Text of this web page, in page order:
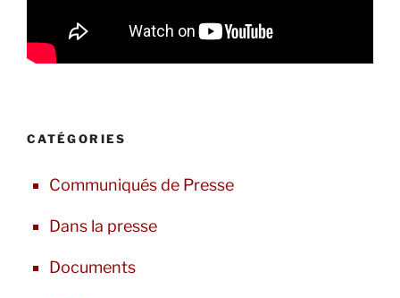
CATÉGORIES
Communiqués de Presse
Dans la presse
Documents